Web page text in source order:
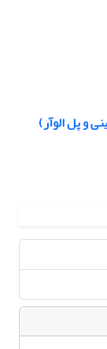
و پل الوآر)